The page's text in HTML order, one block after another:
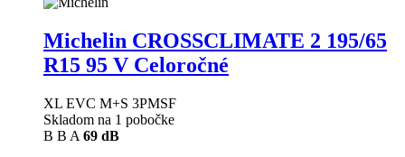
Michelin CROSSCLIMATE 2 195/65
R15 95 V Celoročné
XL EVC M+S 3PMSF
Skladom na 1 pobočke
B B A 69 dB